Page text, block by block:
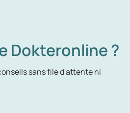
Dokteronline ?
sans file d'attente ni